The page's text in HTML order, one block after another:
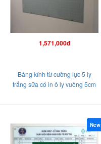
1,571,000đ
Bảng kính từ cường lực 5 ly
trắng sữa có in ô ly vuông 5cm
New